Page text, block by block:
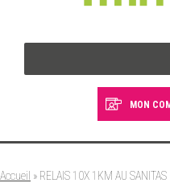
MON
Accueil » RELAIS 10X 1KM AU